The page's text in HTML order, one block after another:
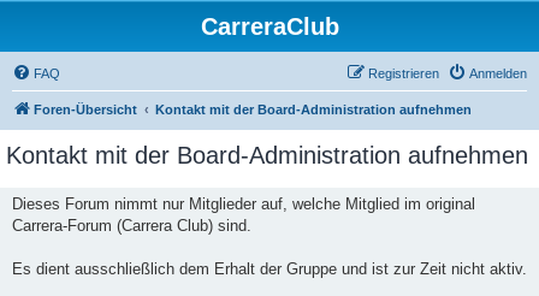
CarreraClub
FAQ Anmelden
Registrieren
Foren-Übersicht Kontakt mit der Board-Administration aufnehmen
Kontakt mit der Board-Administration aufnehmen
Dieses Forum nimmt nur Mitglieder auf, welche Mitglied im original
Carrera-Forum (Carrera Club) sind.
Es dient ausschließlich dem Erhalt der Gruppe und ist zur Zeit nicht aktiv.